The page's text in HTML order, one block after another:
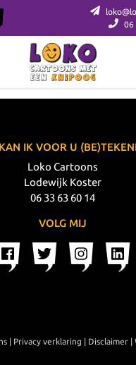
06
IK VOOR U
Loko Cartoons
Lodewijk Koster
06 33 63 60 14
VOLG MIJ
| Privacy verklaring | Disclaimer|